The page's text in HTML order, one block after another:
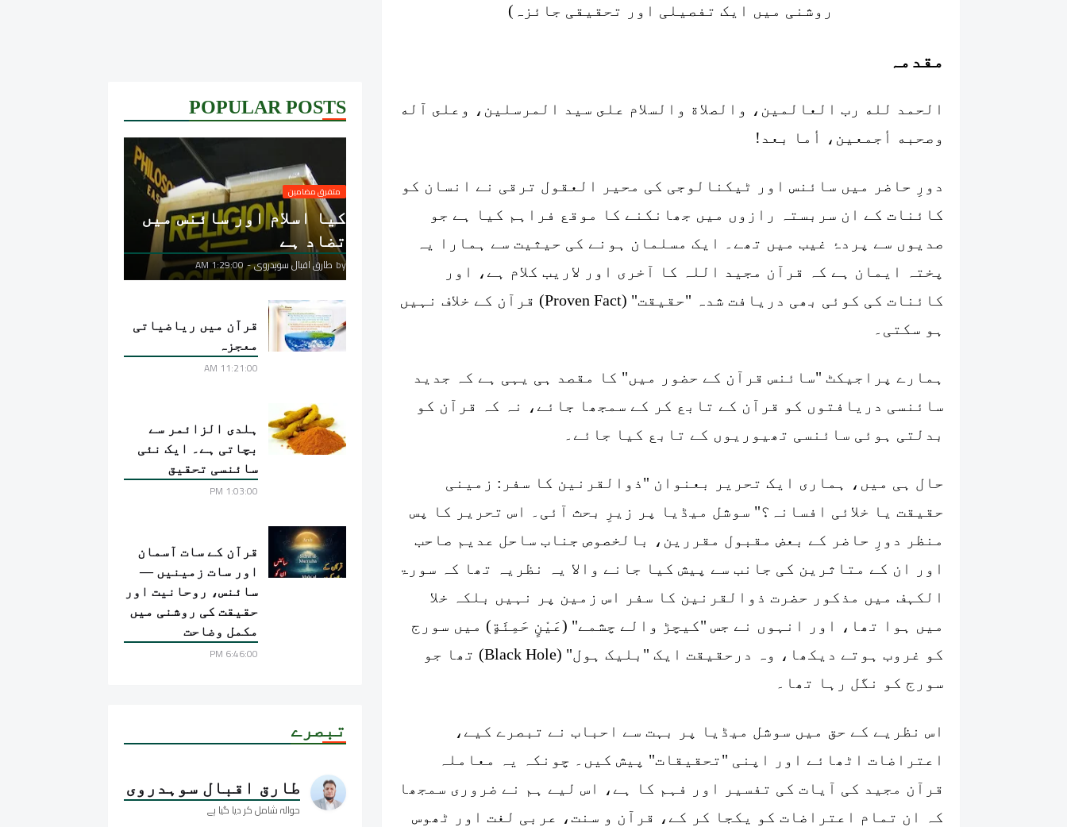
روشنی میں ایک تفصیلی اور تحقیقی جائزہ)
مقدمہ
الحمد لله رب العالمين، والصلاة والسلام على سيد المرسلين، وعلى آله
وصحبه أجمعين، أما بعد!
دورِ حاضر میں سائنس اور ٹیکنالوجی کی محیر العقول ترقی نے انسان کو
کائنات کے ان سربستہ رازوں میں جھانکنے کا موقع فراہم کیا ہے جو
صدیوں سے پردۂ غیب میں تھے۔ ایک مسلمان ہونے کی حیثیت سے ہمارا یہ
پختہ ایمان ہے کہ قرآن مجید اللہ کا آخری اور لاریب کلام ہے، اور
کائنات کی کوئی بھی دریافت شدہ "حقیقت" (Proven Fact) قرآن کے خلاف نہیں
ہو سکتی۔
ہمارے پراجیکٹ "سائنس قرآن کے حضور میں" کا مقصد ہی یہی ہے کہ جدید
سائنسی دریافتوں کو قرآن کے تابع کر کے سمجھا جائے، نہ کہ قرآن کو
بدلتی ہوئی سائنسی تھیوریوں کے تابع کیا جائے۔
حال ہی میں، ہماری ایک تحریر بعنوان "ذوالقرنین کا سفر: زمینی
حقیقت یا خلائی افسانہ؟" سوشل میڈیا پر زیرِ بحث آئی۔ اس تحریر کا پس
منظر دورِ حاضر کے بعض مقبول مقررین، بالخصوص جناب ساحل عدیم صاحب
اور ان کے متاثرین کی جانب سے پیش کیا جانے والا یہ نظریہ تھا کہ سورۃ
الکہف میں مذکور حضرت ذوالقرنین کا سفر اس زمین پر نہیں بلکہ خلا
میں ہوا تھا، اور انہوں نے جس "کیچڑ والے چشمے" (عَيْنٍ حَمِئَةٍ) میں سورج
کو غروب ہوتے دیکھا، وہ درحقیقت ایک "بلیک ہول" (Black Hole) تھا جو
سورج کو نگل رہا تھا۔
اس نظریے کے حق میں سوشل میڈیا پر بہت سے احباب نے تبصرے کیے،
اعتراضات اٹھائے اور اپنی "تحقیقات" پیش کیں۔ چونکہ یہ معاملہ
قرآن مجید کی آیات کی تفسیر اور فہم کا ہے، اس لیے ہم نے ضروری سمجھا
کہ ان تمام اعتراضات کو یکجا کر کے، قرآن و سنت، عربی لغت اور ٹھوس
POPULAR POSTS
متفرق مضامین
کیا اسلام اور سائنس میں
تضاد ہے
by طارق اقبال سوہدروی-
1:29:00 AM
قرآن میں ریاضیاتی
معجزہ
11:21:00 AM
ہلدی الزائمر سے
بچاتی ہے۔ ایک نئی
سائنسی تحقیق
1:03:00 PM
قرآن کے سات آسمان
اور سات زمینیں —
سائنس، روحانیت اور
حقیقت کی روشنی میں
مکمل وضاحت
6:46:00 PM
تبصرے
طارق اقبال سوہدروی
حوالہ شامل کر دیا گیا ہے